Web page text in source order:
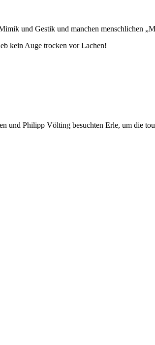
und Gestik und manchen menschlichen
kein Auge trocken vor Lachen!
Philipp Völting besuchten Erle, um die